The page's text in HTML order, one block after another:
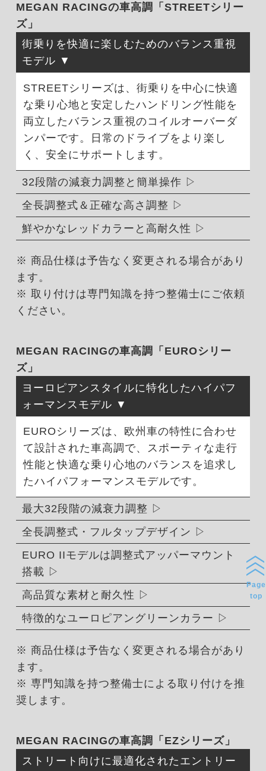
MEGAN RACINGの車高調「STREETシリー
ズ」
街乗りを快適に楽しむためのバランス重視
モデル
STREETシリーズは、街乗りを中心に快適
な乗り心地と安定したハンドリング性能を
両立したバランス重視のコイルオーバーダ
ンパーです。日常のドライブをより楽し
く、安全にサポートします。
32段階の減衰力調整と簡単操作
全長調整式＆正確な高さ調整
鮮やかなレッドカラーと高耐久性
※ 商品仕様は予告なく変更される場合があり
ます。
※ 取り付けは専門知識を持つ整備士にご依頼
ください。
MEGAN RACINGの車高調「EUROシリー
ズ」
ヨーロピアンスタイルに特化したハイパフ
ォーマンスモデル
EUROシリーズは、欧州車の特性に合わせ
て設計された車高調で、スポーティな走行
性能と快適な乗り心地のバランスを追求し
たハイパフォーマンスモデルです。
最大32段階の減衰力調整
全長調整式・フルタップデザイン
EURO IIモデルは調整式アッパーマウント
搭載
高品質な素材と耐久性
特徴的なユーロピアングリーンカラー
※ 商品仕様は予告なく変更される場合があり
ます。
※ 専門知識を持つ整備士による取り付けを推
奨します。
MEGAN RACINGの車高調「EZシリーズ」
ストリート向けに最適化されたエントリー
Page
top